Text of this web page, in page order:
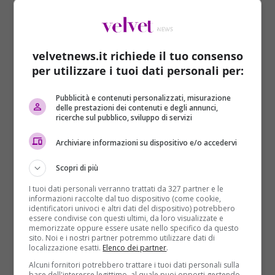
non abbattervi soprattutto per la salute. Benissimo
VERGINE
Cari Vergine, ottima la vostra
settimana dal punto di vista
professionale. Inoltre da giovedì
Venere influirà sulla vostra serenità, donandovi
giorni felici e rilassati. Qualcosa cambia nel weekend,
soprattutto domenica 23, giornata in cui potreste
prendere decisioni sbagliate sui vostri rapporti
sociali.
BILANCIA
Cari Bilancia, la settimana per voi
sarà davvero pesante per una mole di
lavoro non indifferente, le cose però
miglioreranno da giovedì, giornata ideale per
esplorare posti nuovi in compagnia di persone
velvetnews.it richiede il tuo consenso
per utilizzare i tuoi dati personali per:
Pubblicità e contenuti personalizzati, misurazione
delle prestazioni dei contenuti e degli annunci,
ricerche sul pubblico, sviluppo di servizi
Archiviare informazioni su dispositivo e/o accedervi
Scopri di più
I tuoi dati personali verranno trattati da 327 partner e le
informazioni raccolte dal tuo dispositivo (come cookie,
identificatori univoci e altri dati del dispositivo) potrebbero
essere condivise con questi ultimi, da loro visualizzate e
memorizzate oppure essere usate nello specifico da questo
sito. Noi e i nostri partner potremmo utilizzare dati di
localizzazione esatti. Elenco dei partner.
Alcuni fornitori potrebbero trattare i tuoi dati personali sulla